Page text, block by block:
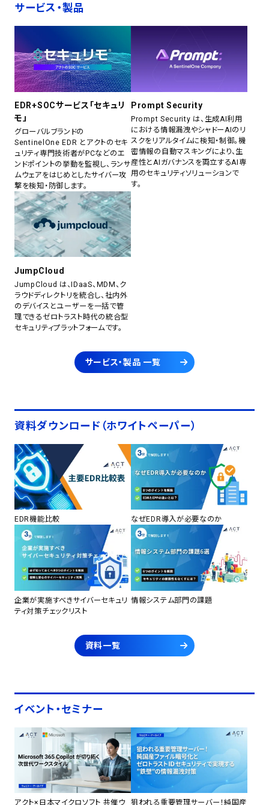
サービス・製品
EDR+SOCサービス「セキュリ
モ」
グローバルブランドの
SentinelOne EDR とアクトのセキ
ュリティ専門技術者がPCなどのエ
ンドポイントの挙動を監視し、ランサ
ムウェアをはじめとしたサイバー攻
撃を検知・防御します。
Prompt Security
Prompt Security は、生成AI利用
における情報漏洩やシャドーAIのリ
スクをリアルタイムに検知・制御。機
密情報の自動マスキングにより、生
産性とAIガバナンスを両立するAI専
用のセキュリティソリューションで
す。
JumpCloud
JumpCloud は、IDaaS、MDM、ク
ラウドディレクトリを統合し、社内外
のデバイスとユーザーを一括で管
理できるゼロトラスト時代の統合型
セキュリティプラットフォームです。
サービス・製品 一覧
資料ダウンロード（ホワイトペーパー）
EDR機能比較 なぜEDR導入が必要なのか
企業が実施すべきサイバーセキュリ
ティ対策チェックリスト
情報システム部門の課題
資料一覧
イベント・セミナー
アクト×日本マイクロソフト 共催ウ 狙われる重要管理サーバー！純国産